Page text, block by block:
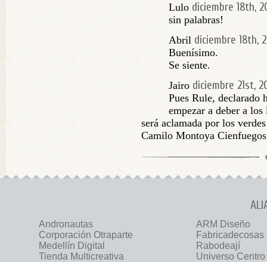
Lulo diciembre 18th,
sin palabras!
Abril diciembre 18th,
Buenísimo.
Se siente.
Jairo diciembre 21st,
Pues Rule, declarado
empezar a deber a
será aclamada por los
Camilo Montoya
Andronautas
ARM Diseño
Corporación Otraparte
Fabricadecosas
Medellín Digital
Rabodeají
Tienda Multicreativa
Universo Centro